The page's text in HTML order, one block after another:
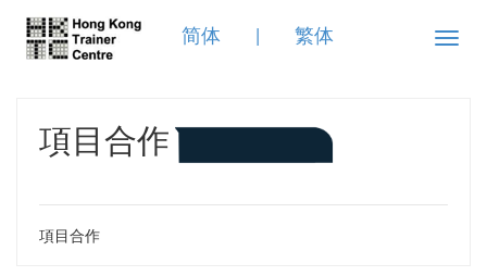
Toggle
简体 繁体
項目合作
項目合作